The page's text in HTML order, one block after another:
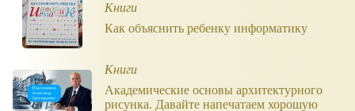
Книги
Как объяснить ребенку информатику
Книги
Академические основы архитектурного
рисунка. Давайте напечатаем хорошую